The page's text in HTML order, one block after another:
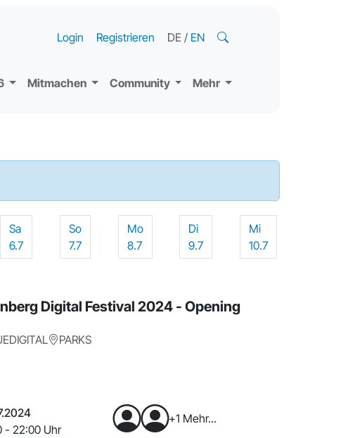
Mitmachen Community Mehr
Login Registrieren DE / EN
Sa
6.7
So
7.7
Mo
8.7
Di
9.7
Mi
10.7
Digital Festival 2024 - Opening
PARKS
- 22:00 Uhr
+1 Mehr...